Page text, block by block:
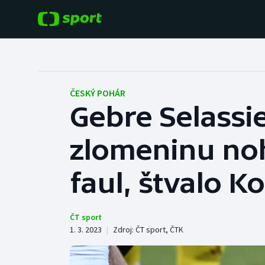
Fotbal
Hokej
Tenis
Atletika
Baseball a softbal
Basketbal
Biatlon
ČESKÝ POHÁR
Gebre
zlomeninu
faul, štvalo
ČT sport
1. 3. 2023 | Zdroj: ČT sport, ČTK